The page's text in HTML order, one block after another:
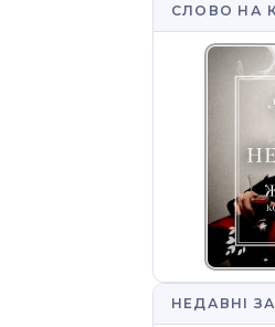
СЛОВО НА
НЕДАВНІ